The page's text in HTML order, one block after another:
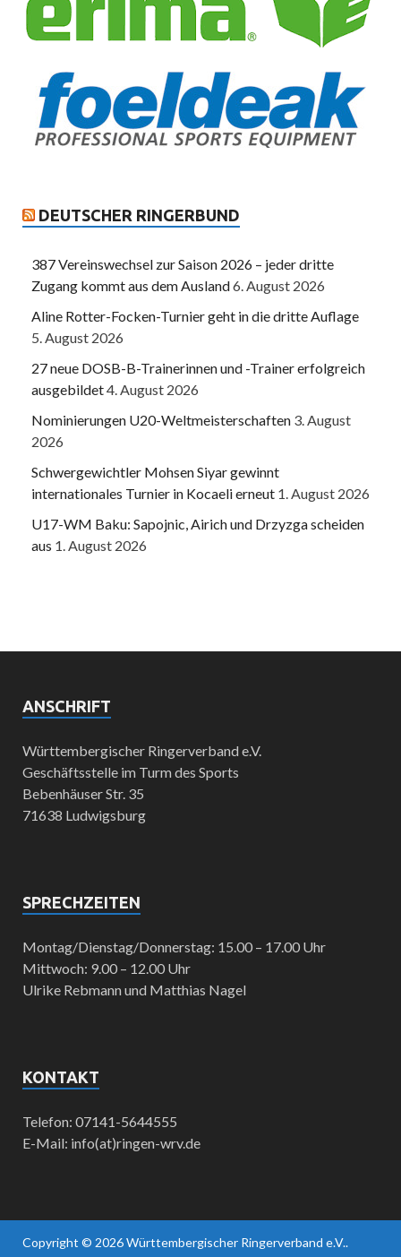
DEUTSCHER RINGERBUND
387 Vereinswechsel zur Saison 2026 – jeder dritte
Zugang kommt aus dem Ausland6. August 2026
Aline Rotter-Focken-Turnier geht in die dritte Auflage
5. August 2026
27 neue DOSB-B-Trainerinnen und -Trainer erfolgreich
ausgebildet4. August 2026
Nominierungen U20-Weltmeisterschaften 3. August
2026
Schwergewichtler Mohsen Siyar gewinnt
internationales Turnier in Kocaeli erneut 1. August 2026
U17-WM Baku: Sapojnic, Airich und Drzyzga scheiden
aus 1. August 2026
ANSCHRIFT
Württembergischer Ringerverband e.V.
Geschäftsstelle im Turm des Sports
Bebenhäuser Str. 35
71638 Ludwigsburg
SPRECHZEITEN
Montag/Dienstag/Donnerstag: 15.00 – 17.00 Uhr
Mittwoch: 9.00 – 12.00 Uhr
Ulrike Rebmann und Matthias Nagel
KONTAKT
Telefon: 07141-5644555
E-Mail: info(at)ringen-wrv.de
Copyright © 2026Württembergischer Ringerverband e.V..